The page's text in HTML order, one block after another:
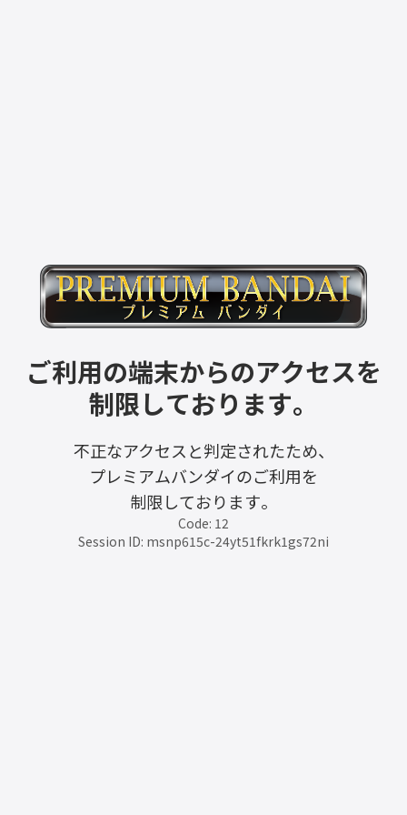
ご利用の端末からのアクセスを
制限しております。
不正なアクセスと判定されたため、
プレミアムバンダイのご利用を
制限しております。
Code: 12
Session ID: msnp615c-24yt51fkrk1gs72ni